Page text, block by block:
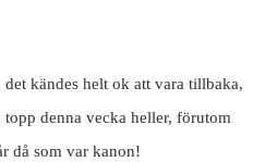
kändes helt ok att vara tillbaka,
denna vecka heller, förutom
då som var kanon!